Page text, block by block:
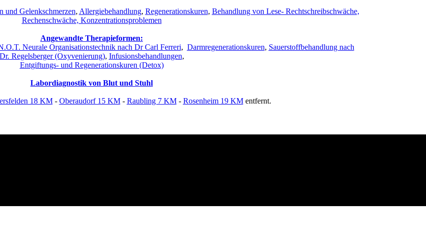
und Gelenkschmerzen, Allergiebehandlung, Regenerationskuren, Behandlung von Lese- Rechtschreibschwäche,
Rechenschwäche, Konzentrationsproblemen
Angewandte Therapieformen:
Neurale Organisationstechnik nach Dr Carl Ferreri, Darmregenerationskuren, Sauerstoffbehandlung nach
Dr. Regelsberger (Oxyvenierung), Infusionsbehandlungen,
Entgiftungs- und Regenerationskuren (Detox)
Labordiagnostik von Blut und Stuhl
18 KM- Oberaudorf 15 KM- Raubling 7 KM- Rosenheim 19 KMentfernt.